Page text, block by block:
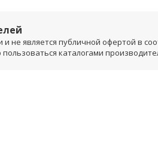
не является публичной офертой в
каталогами